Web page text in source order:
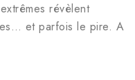
révèlent
et parfois le pire. A